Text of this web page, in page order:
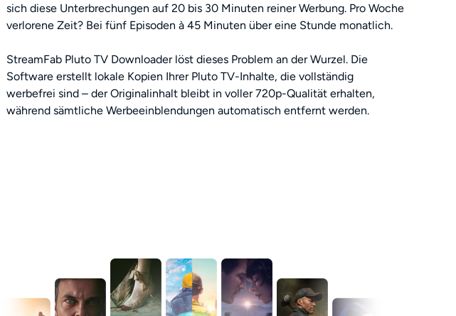
sich diese Unterbrechungen auf 20 bis 30 Minuten reiner Werbung. Pro Woche
verlorene Zeit? Bei fünf Episoden à 45 Minuten über eine Stunde monatlich.
StreamFab Pluto TV Downloader löst dieses Problem an der Wurzel. Die
Software erstellt lokale Kopien Ihrer Pluto TV-Inhalte, die vollständig
werbefrei sind – der Originalinhalt bleibt in voller 720p-Qualität erhalten,
während sämtliche Werbeeinblendungen automatisch entfernt werden.